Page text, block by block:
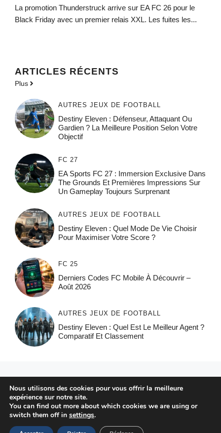
La promotion Thunderstruck arrive sur EA FC 26 pour le
Black Friday avec un premier relais XXL. Les fuites les...
ARTICLES RÉCENTS
Plus
AUTRES JEUX DE FOOTBALL
Destiny Eleven : Défenseur, Attaquant Ou
Gardien ? La Meilleure Position Selon Votre
Objectif
FC 27
EA Sports FC 27 : Immersion Exclusive Dans
The Grounds Et Premières Impressions Sur
Un Gameplay Toujours Surprenant
AUTRES JEUX DE FOOTBALL
Destiny Eleven : Quel Mode De Vie Choisir
Pour Maximiser Votre Score ?
FC 25
Derniers Codes FC Mobile À Découvrir –
Août 2026
AUTRES JEUX DE FOOTBALL
Destiny Eleven : Quel Est Le Meilleur Agent ?
Comparatif Et Classement
© 2026 FPFRANCE.COM
MENTIONS LÉGALES
POLITIQUE DE CONFIDENTIALITÉ
Nous utilisons des cookies pour vous offrir la meilleure
expérience sur notre site.
You can find out more about which cookies we are using or
switch them off in settings.